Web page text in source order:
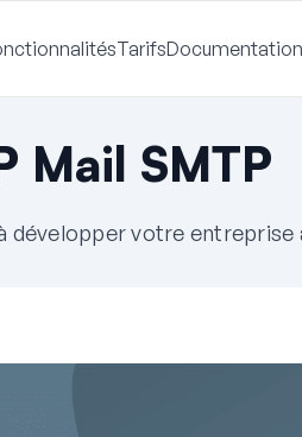
Tarifs
Mail SMTP
développer votre entreprise